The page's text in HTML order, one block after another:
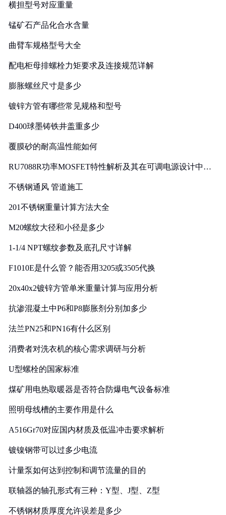
横担型号对应重量
锰矿石产品化合水含量
曲臂车规格型号大全
配电柜母排螺栓力矩要求及连接规范详解
膨胀螺丝尺寸是多少
镀锌方管有哪些常见规格和型号
D400球墨铸铁井盖重多少
覆膜砂的耐高温性能如何
RU7088R功率MOSFET特性解析及其在可调电源设计中的
不锈钢通风 管道施工
201不锈钢重量计算方法大全
M20螺纹大径和小径是多少
1-1/4 NPT螺纹参数及底孔尺寸详解
F1010E是什么管？能否用3205或3505代换
20x40x2镀锌方管单米重量计算与应用分析
抗渗混凝土中P6和P8膨胀剂分别加多少
法兰PN25和PN16有什么区别
消费者对洗衣机的核心需求调研与分析
U型螺栓的国家标准
煤矿用电热取暖器是否符合防爆电气设备标准
照明母线槽的主要作用是什么
A516Gr70对应国内材质及低温冲击要求解析
镀镍钢带可以过多少电流
计量泵如何达到控制和调节流量的目的
联轴器的轴孔形式有三种：Y型、J型、Z型
不锈钢材质厚度允许误差是多少